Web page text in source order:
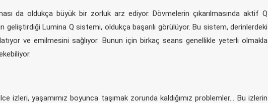
da oldukça büyük bir zorluk arz ediyor. Dövmelerin çıkarılmasında aktif Q
geliştirdiği Lumina Q sistemi, oldukça başarılı görülüyor. Bu sistem, derinlerdeki
ve emilmesini sağlıyor. Bunun için birkaç seans genellikle yeterli olmakla
izleri, yaşamımız boyunca taşımak zorunda kaldığımız problemler… Bu izlerin